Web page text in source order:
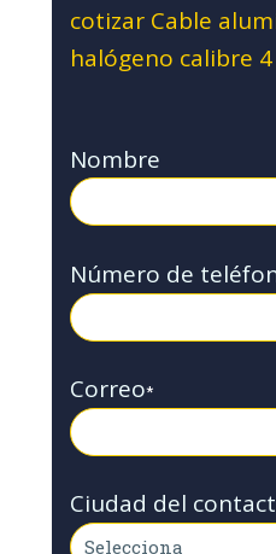
cotizar Cable
halógeno calibre
Nombre
Número de
Correo*
Ciudad del